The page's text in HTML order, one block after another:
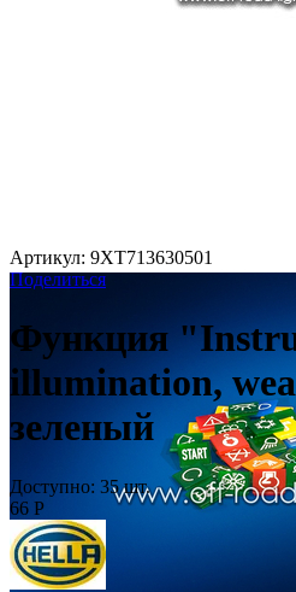
Артикул: 9XT713630501
Поделиться
Функция
illumination,
зеленый
Доступно: 35 шт.
66 Р